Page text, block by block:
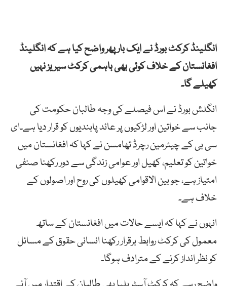
انگلینڈ کرکٹ بورڈ نے ایک بار پھر واضح کیا ہے کہ انگلینڈ
افغانستان کے خلاف کوئی بھی باہمی کرکٹ سیریز نہیں
کھیلے گا۔
انگلش بورڈ نے اس فیصلے کی وجہ طالبان حکومت کی
جانب سے خواتین اور لڑکیوں پر عائد پابندیوں کو قرار دیا ہے۔ای
سی بی کے چیئرمین رچرڈ تھامسن نے کہا کہ افغانستان میں
خواتین کو تعلیم، کھیل اور عوامی زندگی سے دور رکھنا صنفی
امتیاز ہے، جو بین الاقوامی کھیلوں کی روح اور اصولوں کے
خلاف ہے۔
انہوں نے کہا کہ ایسے حالات میں افغانستان کے ساتھ
معمول کی کرکٹ روابط برقرار رکھنا انسانی حقوق کے مسائل
کو نظر انداز کرنے کے مترادف ہوگا۔